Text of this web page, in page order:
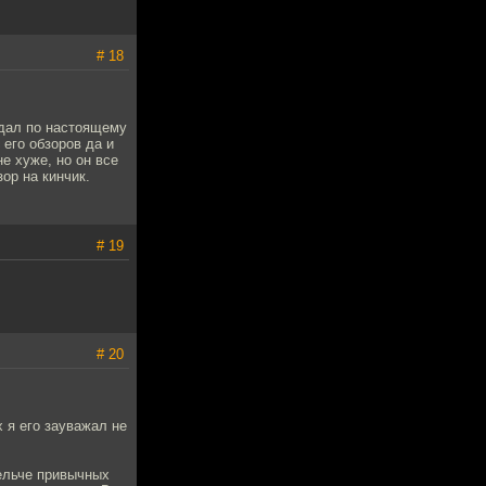
# 18
по настоящему
обзоров да и
хуже, но он все
на кинчик.
# 19
# 20
его зауважал не
привычных